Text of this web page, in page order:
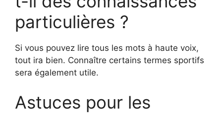
particulières ?
Si vous pouvez lire tous les mots à haute voix,
tout ira bien. Connaître certains termes sportifs
sera également utile.
Astuces pour les